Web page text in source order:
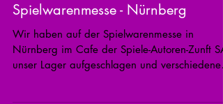
Spielwarenmesse - Nürnberg
Wir haben auf der Spielwarenmesse in
Nürnberg im Cafe der Spiele-Autoren-Zunft
unser Lager aufgeschlagen und verschiedene